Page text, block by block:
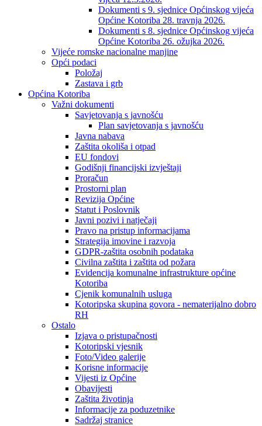
Dokumenti s 9. sjednice Općinskog vijeća
Općine Kotoriba 28. travnja 2026.
Dokumenti s 8. sjednice Općinskog vijeća
Općine Kotoriba 26. ožujka 2026.
Vijeće romske nacionalne manjine
Opći podaci
Položaj
Zastava i grb
Općina Kotoriba
Važni dokumenti
Savjetovanja s javnošću
Plan savjetovanja s javnošću
Javna nabava
Zaštita okoliša i otpad
EU fondovi
Godišnji financijski izvještaji
Proračun
Prostorni plan
Revizija Općine
Statut i Poslovnik
Javni pozivi i natječaji
Pravo na pristup informacijama
Strategija imovine i razvoja
GDPR-zaštita osobnih podataka
Civilna zaštita i zaštita od požara
Evidencija komunalne infrastrukture općine
Kotoriba
Cjenik komunalnih usluga
Kotoripska skupina govora - nematerijalno dobro
RH
Ostalo
Izjava o pristupačnosti
Kotoripski vjesnik
Foto/Video galerije
Korisne informacije
Vijesti iz Općine
Obavijesti
Zaštita životinja
Informacije za poduzetnike
Sadržaj stranice